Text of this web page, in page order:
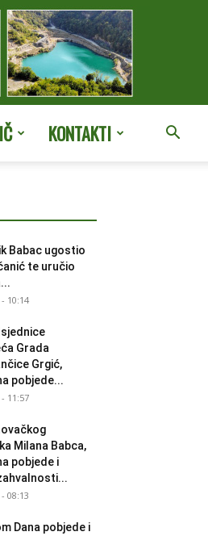
KONTAKTI
Babac ugostio
te uručio
10:14
Grada
Grgić,
pobjede...
11:57
Milana Babca,
pobjede i
08:13
Dana pobjede i